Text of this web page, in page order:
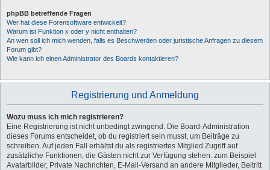
phpBB betreffende Fragen
Wer hat diese Forensoftware entwickelt?
Warum ist Funktion x oder y nicht enthalten?
An wen soll ich mich wenden, falls es Beschwerden oder juristische Anfragen zu diesem
Forum gibt?
Wie kann ich einen Administrator des Boards kontaktieren?
Registrierung und Anmeldung
Wozu muss ich mich registrieren?
Eine Registrierung ist nicht unbedingt zwingend. Die Board-Administration
dieses Forums entscheidet, ob du registriert sein musst, um Beiträge zu
schreiben. Auf jeden Fall erhältst du als registriertes Mitglied Zugriff auf
zusätzliche Funktionen, die Gästen nicht zur Verfügung stehen: zum Beispiel
Avatarbilder, Private Nachrichten, E-Mail-Versand an andere Mitglieder, Beitritt